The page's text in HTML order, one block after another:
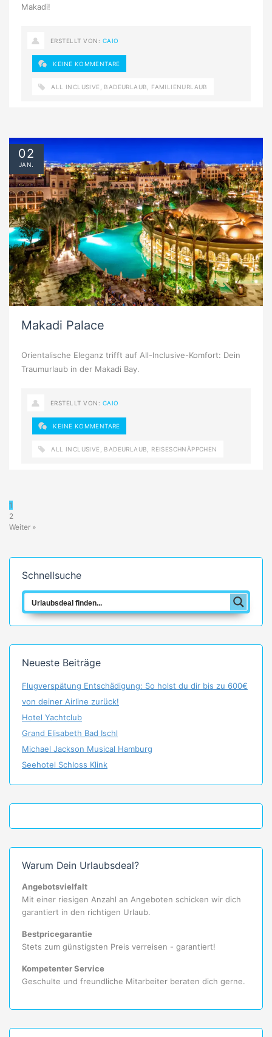
Makadi!
ERSTELLT VON: CAIO
KEINE KOMMENTARE
ALL INCLUSIVE BADEURLAUB FAMILIENURLAUB
Makadi Palace
Orientalische Eleganz trifft auf All-Inclusive-Komfort: Dein
Traumurlaub in der Makadi Bay.
02
JAN.
ERSTELLT VON: CAIO
KEINE KOMMENTARE
ALL INCLUSIVE BADEURLAUB REISESCHNÄPPCHEN
1
2
Weiter »
Schnellsuche
Neueste Beiträge
Flugverspätung Entschädigung: So holst du dir bis zu 600€
von deiner Airline zurück!
Hotel Yachtclub
Grand Elisabeth Bad Ischl
Michael Jackson Musical Hamburg
Seehotel Schloss Klink
Warum Dein Urlaubsdeal?
Angebotsvielfalt
Mit einer riesigen Anzahl an Angeboten schicken wir dich
garantiert in den richtigen Urlaub.
Bestpricegarantie
Stets zum günstigsten Preis verreisen - garantiert!
Kompetenter Service
Geschulte und freundliche Mitarbeiter beraten dich gerne.